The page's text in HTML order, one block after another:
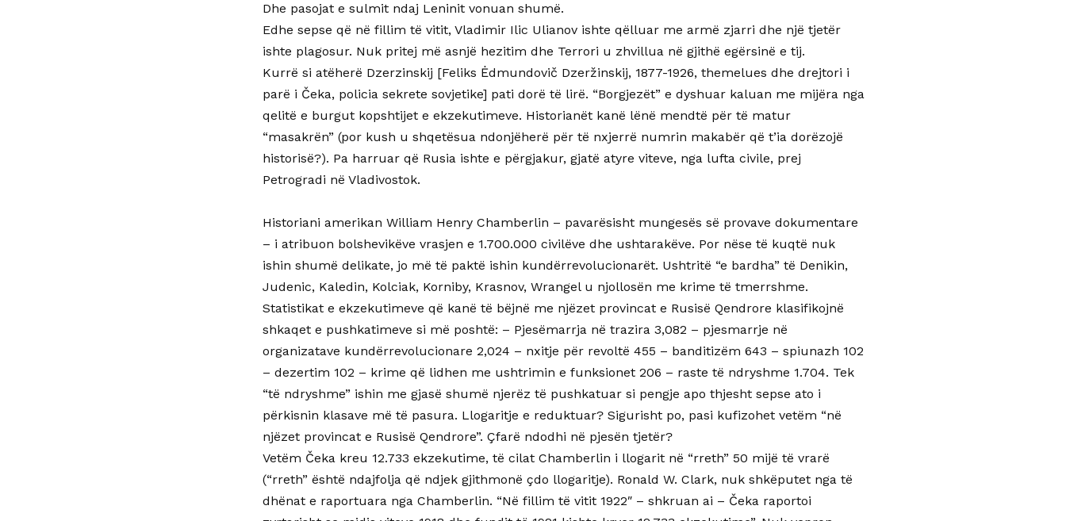
Dhe pasojat e sulmit ndaj Leninit vonuan shumë.
Edhe sepse që në fillim të vitit, Vladimir Ilic Ulianov ishte qëlluar me armë zjarri dhe një tjetër
ishte plagosur. Nuk pritej më asnjë hezitim dhe Terrori u zhvillua në gjithë egërsinë e tij.
Kurrë si atëherë Dzerzinskij [Feliks Ėdmundovič Dzeržinskij, 1877-1926, themelues dhe drejtori i
parë i Čeka, policia sekrete sovjetike] pati dorë të lirë. “Borgjezët” e dyshuar kaluan me mijëra nga
qelitë e burgut kopshtijet e ekzekutimeve. Historianët kanë lënë mendtë për të matur
“masakrën” (por kush u shqetësua ndonjëherë për të nxjerrë numrin makabër që t’ia dorëzojë
historisë?). Pa harruar që Rusia ishte e përgjakur, gjatë atyre viteve, nga lufta civile, prej
Petrogradi në Vladivostok.
Historiani amerikan William Henry Chamberlin – pavarësisht mungesës së provave dokumentare
– i atribuon bolshevikëve vrasjen e 1.700.000 civilëve dhe ushtarakëve. Por nëse të kuqtë nuk
ishin shumë delikate, jo më të paktë ishin kundërrevolucionarët. Ushtritë “e bardha” të Denikin,
Judenic, Kaledin, Kolciak, Korniby, Krasnov, Wrangel u njollosën me krime të tmerrshme.
Statistikat e ekzekutimeve që kanë të bëjnë me njëzet provincat e Rusisë Qendrore klasifikojnë
shkaqet e pushkatimeve si më poshtë: – Pjesëmarrja në trazira 3,082 – pjesmarrje në
organizatave kundërrevolucionare 2,024 – nxitje për revoltë 455 – banditizëm 643 – spiunazh 102
– dezertim 102 – krime që lidhen me ushtrimin e funksionet 206 – raste të ndryshme 1.704. Tek
“të ndryshme” ishin me gjasë shumë njerëz të pushkatuar si pengje apo thjesht sepse ato i
përkisnin klasave më të pasura. Llogaritje e reduktuar? Sigurisht po, pasi kufizohet vetëm “në
njëzet provincat e Rusisë Qendrore”. Çfarë ndodhi në pjesën tjetër?
Vetëm Čeka kreu 12.733 ekzekutime, të cilat Chamberlin i llogarit në “rreth” 50 mijë të vrarë
(“rreth” është ndajfolja që ndjek gjithmonë çdo llogaritje). Ronald W. Clark, nuk shkëputet nga të
dhënat e raportuara nga Chamberlin. “Në fillim të vitit 1922″ – shkruan ai – Čeka raportoi